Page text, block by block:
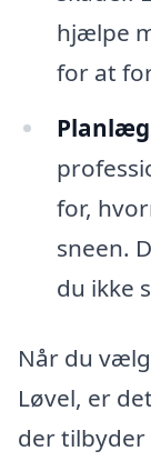
hjælpe
for at
for,
sneen.
du ikke
Når du
Løvel, er
der tilbyder